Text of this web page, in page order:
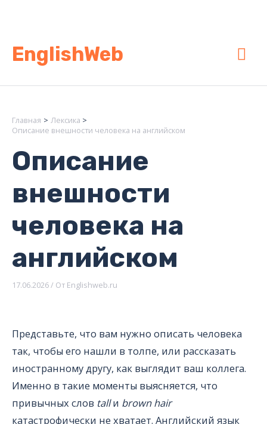
содержимому
EnglishWeb
Главная
Лексика
Описание внешности человека на английском
Описание
внешности
человека на
английском
17.06.2026/ От Englishweb.ru
Представьте, что вам нужно описать человека
так, чтобы его нашли в толпе, или рассказать
иностранному другу, как выглядит ваш коллега.
Именно в такие моменты выясняется, что
привычных слов tallи brown hair
катастрофически не хватает. Английский язык